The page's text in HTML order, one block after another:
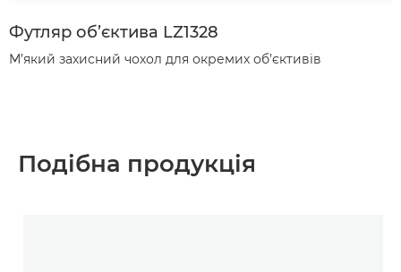
Футляр об’єктива LZ1328
М’який захисний чохол для окремих об’єктивів
Подібна продукція